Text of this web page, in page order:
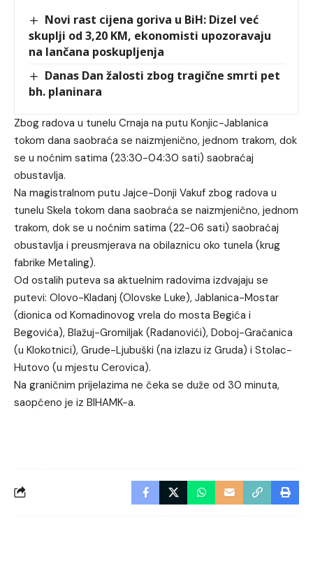
Novi rast cijena goriva u BiH: Dizel već
skuplji od 3,20 KM, ekonomisti upozoravaju
na lančana poskupljenja
Danas Dan žalosti zbog tragične smrti pet
bh. planinara
Zbog radova u tunelu Crnaja na putu Konjic-Jablanica
tokom dana saobraća se naizmjenično, jednom trakom, dok
se u noćnim satima (23:30-04:30 sati) saobraćaj
obustavlja.
Na magistralnom putu Jajce-Donji Vakuf zbog radova u
tunelu Skela tokom dana saobraća se naizmjenično, jednom
trakom, dok se u noćnim satima (22-06 sati) saobraćaj
obustavlja i preusmjerava na obilaznicu oko tunela (krug
fabrike Metaling).
Od ostalih puteva sa aktuelnim radovima izdvajaju se
putevi: Olovo-Kladanj (Olovske Luke), Jablanica-Mostar
(dionica od Komadinovog vrela do mosta Begića i
Begovića), Blažuj-Gromiljak (Radanovići), Doboj-Gračanica
(u Klokotnici), Grude-Ljubuški (na izlazu iz Gruda) i Stolac-
Hutovo (u mjestu Cerovica).
Na graničnim prijelazima ne čeka se duže od 30 minuta,
saopćeno je iz BIHAMK-a.